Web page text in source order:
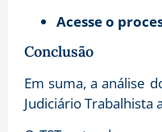
Acesse o
Conclusão
Em suma, a análise
Judiciário Trabalhista